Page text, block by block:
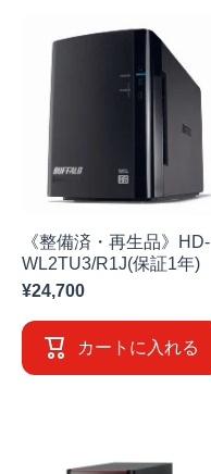
《整備済・再生品》HD-
WL2TU3/R1J(保証1年)
¥24,700
カートに入れる